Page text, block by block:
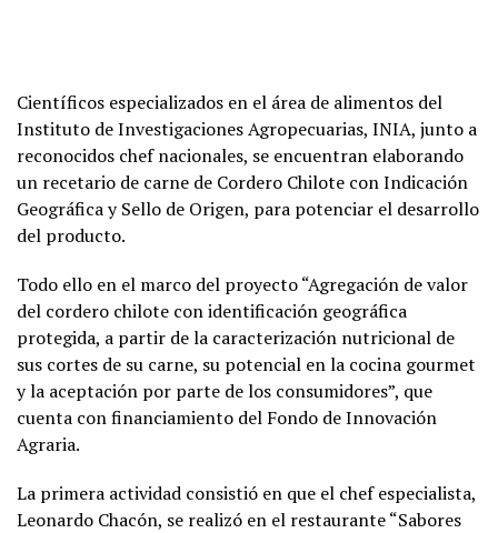
Científicos especializados en el área de alimentos del
Instituto de Investigaciones Agropecuarias, INIA, junto a
reconocidos chef nacionales, se encuentran elaborando
un recetario de carne de Cordero Chilote con Indicación
Geográfica y Sello de Origen, para potenciar el desarrollo
del producto.
Todo ello en el marco del proyecto “Agregación de valor
del cordero chilote con identificación geográfica
protegida, a partir de la caracterización nutricional de
sus cortes de su carne, su potencial en la cocina gourmet
y la aceptación por parte de los consumidores”, que
cuenta con financiamiento del Fondo de Innovación
Agraria.
La primera actividad consistió en que el chef especialista,
Leonardo Chacón, se realizó en el restaurante “Sabores